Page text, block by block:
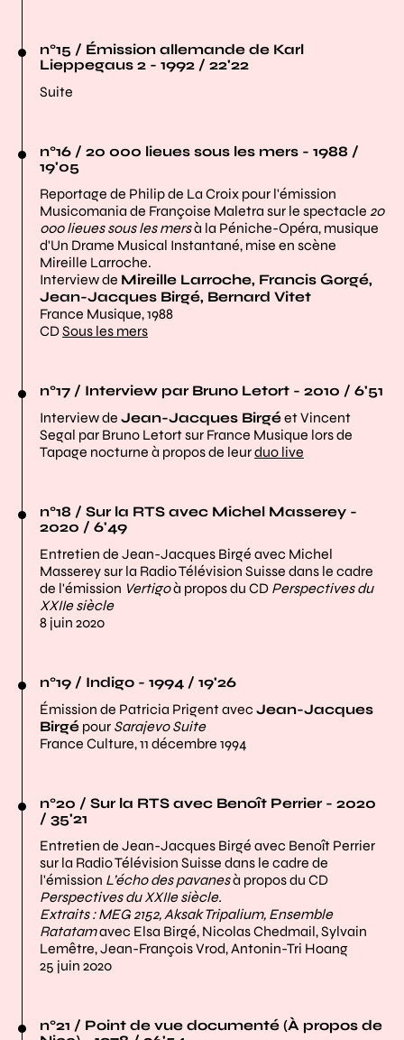
n°15 / Émission allemande de Karl
Lieppegaus 2 - 1992 / 22'22
Suite
n°16 / 20 000 lieues sous les mers - 1988 /
19'05
Reportage de Philip de La Croix pour l'émission
Musicomania de Françoise Maletra sur le spectacle 20
000 lieues sous les mersà la Péniche-Opéra, musique
d'Un Drame Musical Instantané, mise en scène
Mireille Larroche.
Interview de Mireille Larroche, Francis Gorgé,
Jean-Jacques Birgé, Bernard Vitet
France Musique, 1988
CDSous les mers
n°17 / Interview par Bruno Letort - 2010 / 6'51
Interview de Jean-Jacques Birgéet Vincent
Segal par Bruno Letort sur France Musique lors de
Tapage nocturne à propos de leurduo live
n°18 / Sur la RTS avec Michel Masserey -
2020 / 6'49
Entretien de Jean-Jacques Birgé avec Michel
Masserey sur la Radio Télévision Suisse dans le cadre
de l'émission Vertigoà propos du CD Perspectives du
XXIIe siècle
8 juin 2020
n°19 / Indigo - 1994 / 19'26
Émission de Patricia Prigent avec Jean-Jacques
Birgé pour Sarajevo Suite
France Culture, 11 décembre 1994
n°20 / Sur la RTS avec Benoît Perrier - 2020
/ 35'21
Entretien de Jean-Jacques Birgé avec Benoît Perrier
sur la Radio Télévision Suisse dans le cadre de
l'émission L’écho des pavanesà propos du CD
Perspectives du XXIIe siècle.
Extraits :MEG 2152, Aksak Tripalium, Ensemble
Ratatamavec Elsa Birgé, Nicolas Chedmail, Sylvain
Lemêtre, Jean-François Vrod, Antonin-Tri Hoang
25 juin 2020
n°21 / Point de vue documenté (À propos de